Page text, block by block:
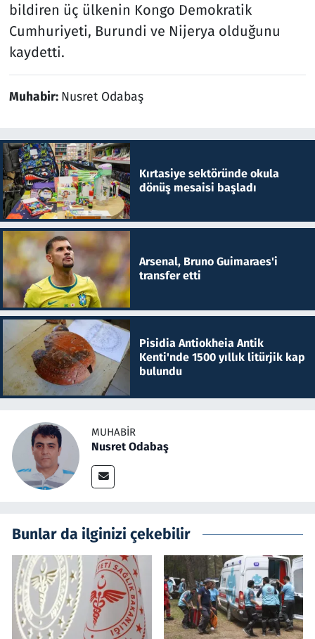
bildiren üç ülkenin Kongo Demokratik
Cumhuriyeti, Burundi ve Nijerya olduğunu
kaydetti.
Muhabir: Nusret Odabaş
Kırtasiye sektöründe okula
dönüş mesaisi başladı
Arsenal, Bruno Guimaraes'i
transfer etti
Pisidia Antiokheia Antik
Kenti'nde 1500 yıllık litürjik kap
bulundu
MUHABIR
Nusret Odabaş
Bunlar da ilginizi çekebilir